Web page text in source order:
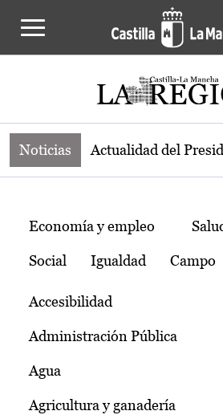
Noticias de la región
Noticias Actualidad del
Temas
Economía y empleo
Social Igualdad Campo
Accesibilidad
Administración Pública
Agua
Agricultura y ganadería